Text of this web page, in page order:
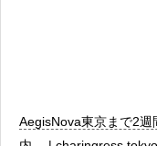
AegisNova東京まで2